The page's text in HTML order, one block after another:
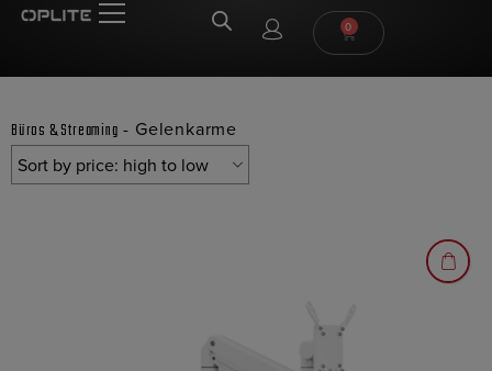
0
Büros & Streaming - Gelenkarme